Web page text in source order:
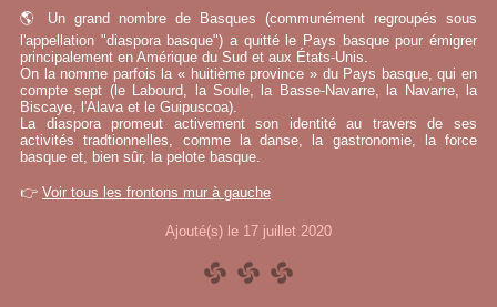
🌎 Un grand nombre de Basques (communément regroupés sous
l'appellation "diaspora basque") a quitté le Pays basque pour émigrer
principalement en Amérique du Sud et aux États-Unis.
On la nomme parfois la « huitième province » du Pays basque, qui en
compte sept (le Labourd, la Soule, la Basse-Navarre, la Navarre, la
Biscaye, l'Alava et le Guipuscoa).
La diaspora promeut activement son identité au travers de ses
activités tradtionnelles, comme la danse, la gastronomie, la force
basque et, bien sûr, la pelote basque.
👉 Voir tous les frontons mur à gauche
Ajouté(s) le 17 juillet 2020